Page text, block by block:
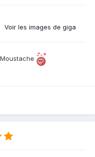
Voir les images de giga